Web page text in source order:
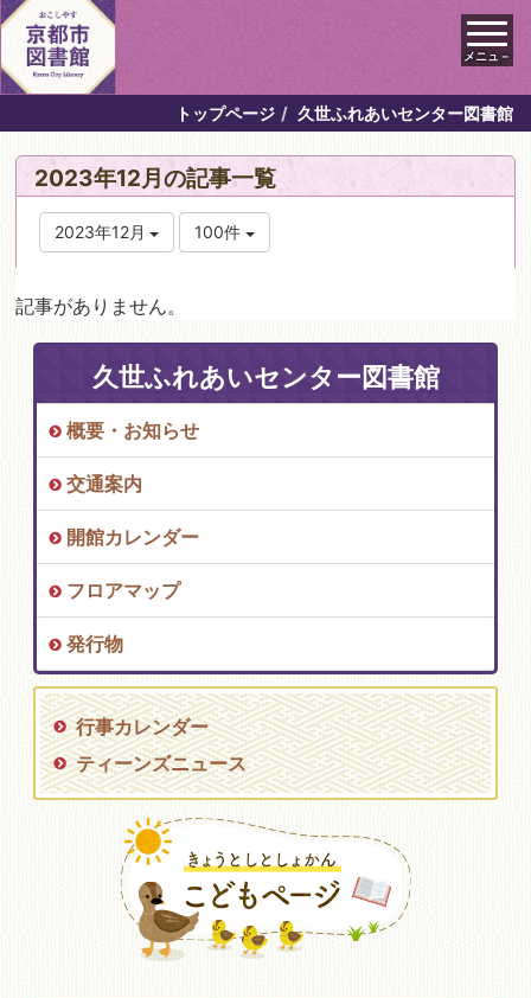
メニュ－
トップページ 久世ふれあいセンター図書館
2023年12月の記事一覧
2023年12月 100件
記事がありません。
久世ふれあいセンター図書館
概要・お知らせ
交通案内
開館カレンダー
フロアマップ
発行物
行事カレンダー
ティーンズニュース